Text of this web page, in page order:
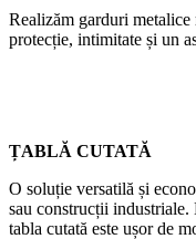
Realizăm garduri metalice
protecție, intimitate și un
ȚABLĂ CUTATĂ
O soluție versatilă și
sau construcții
tabla cutată este ușor de